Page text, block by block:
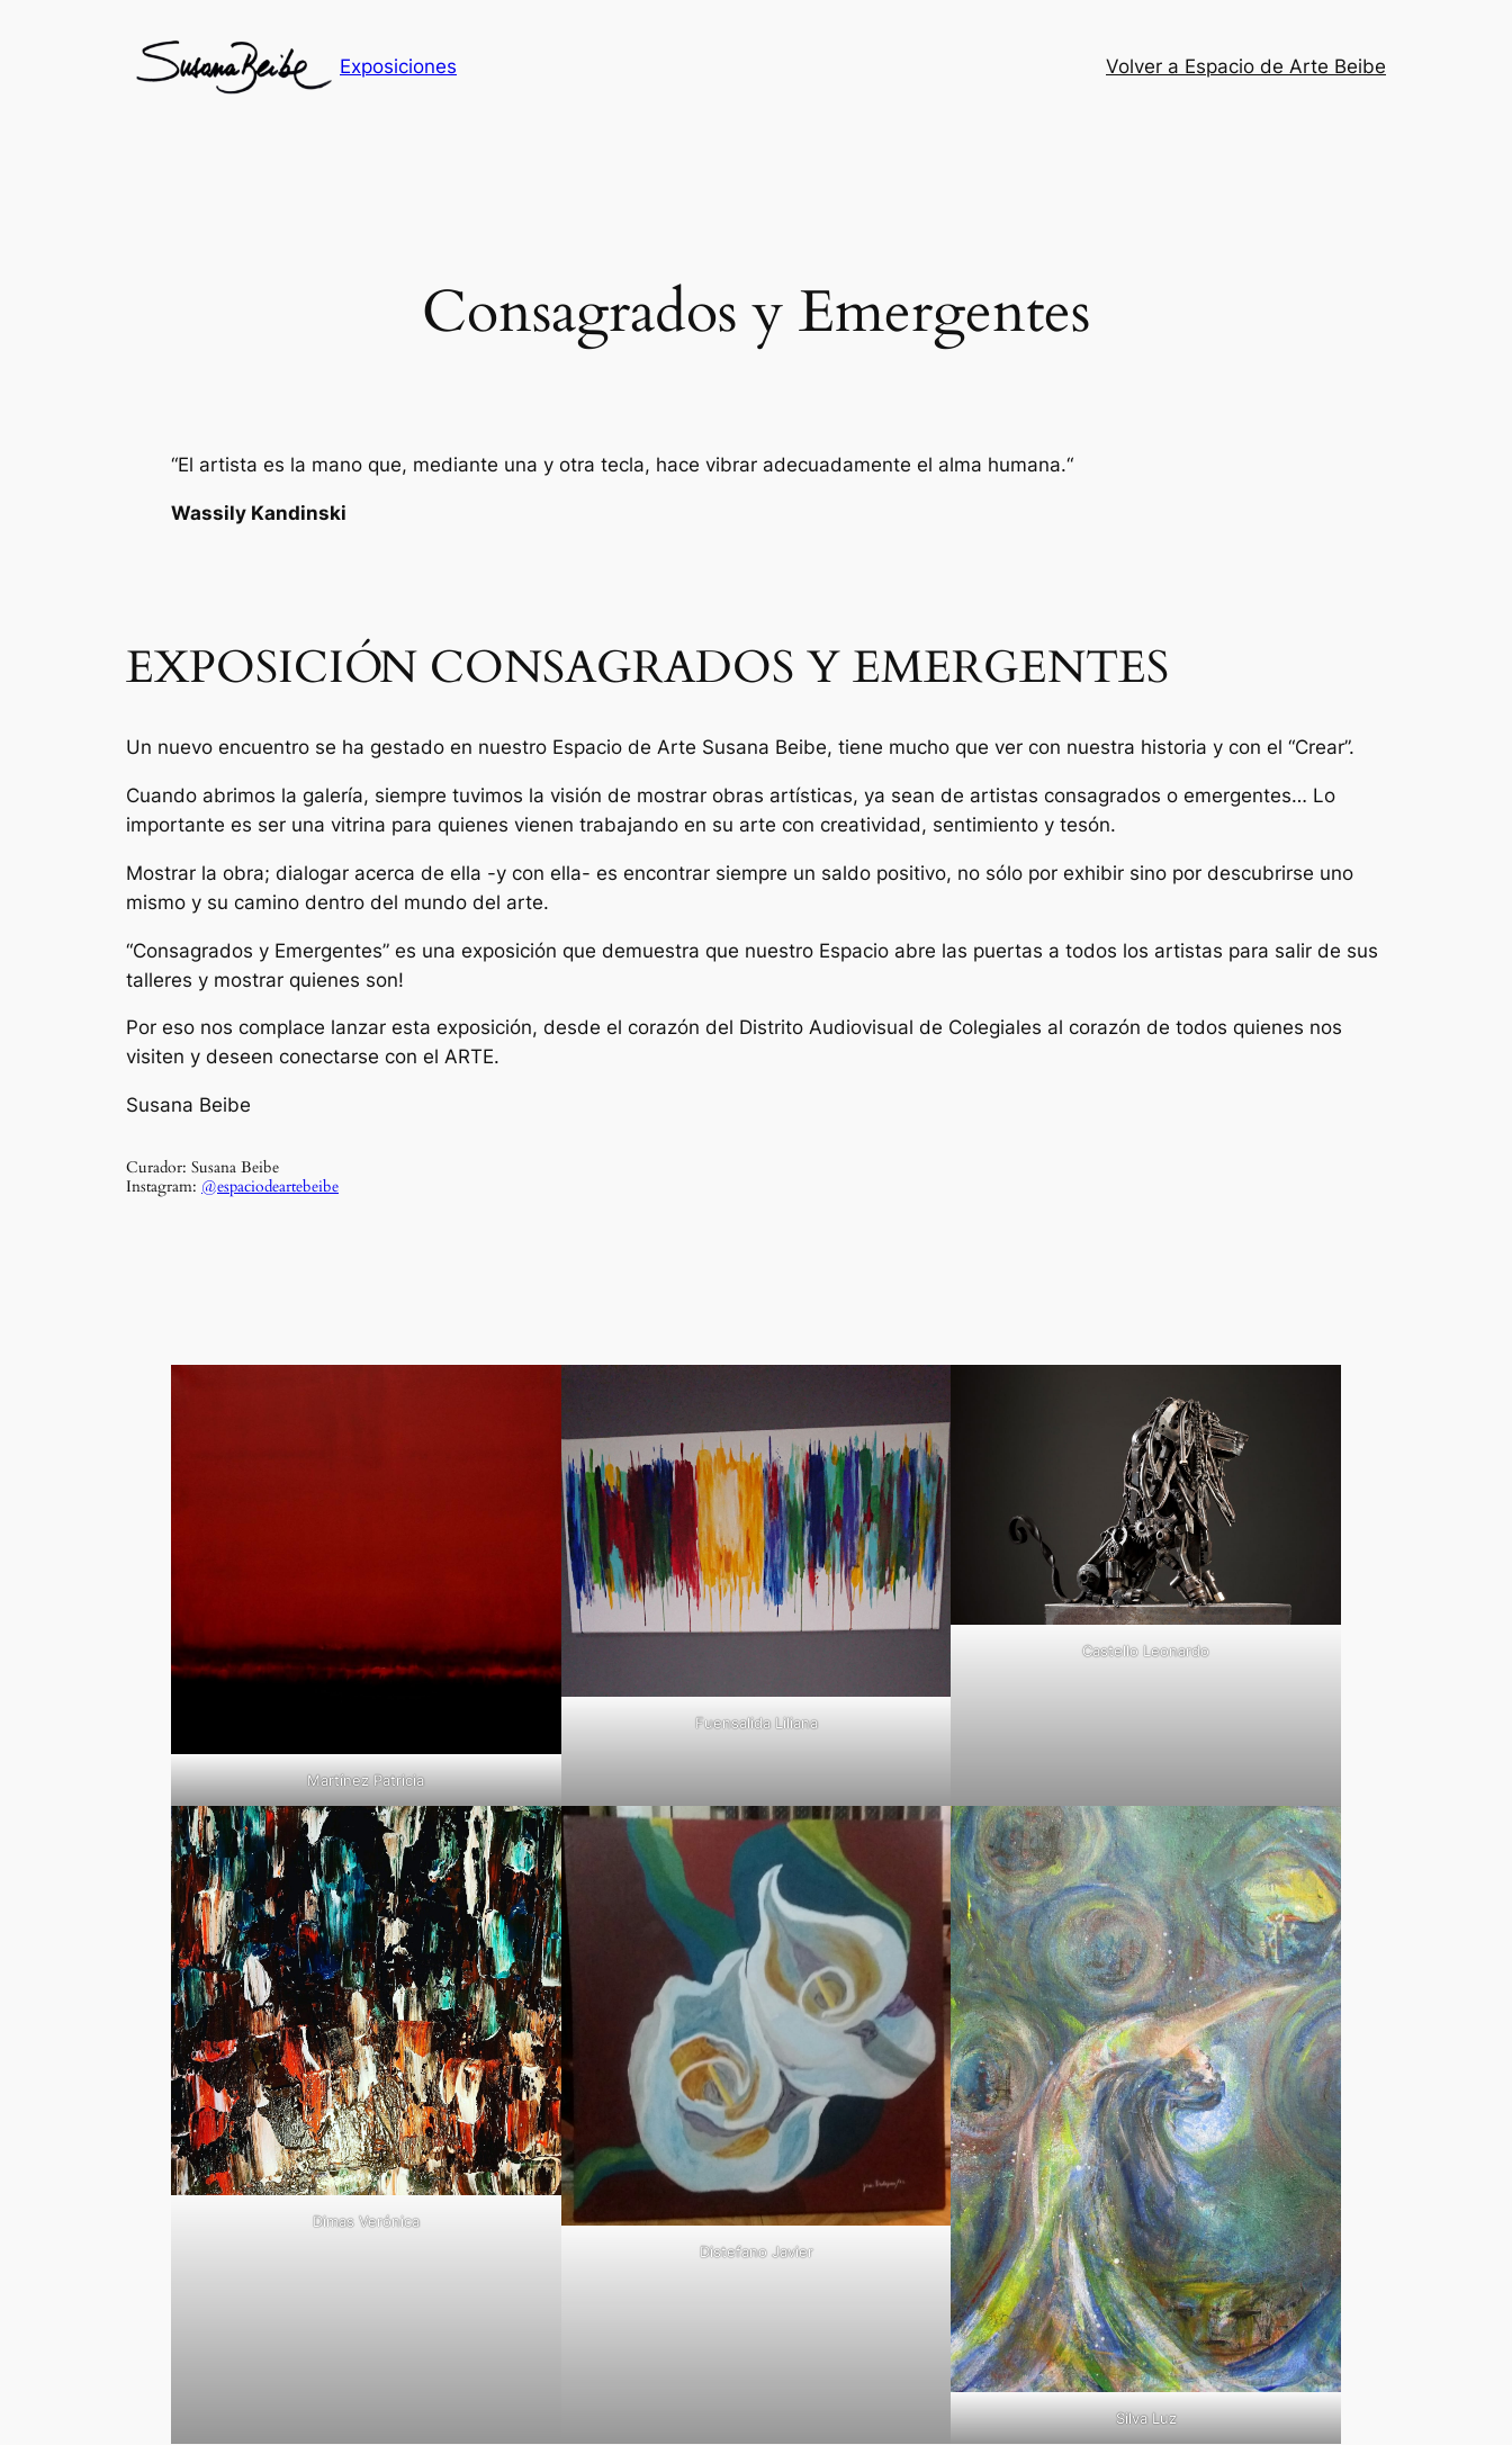
Exposiciones Volver a Espacio de Arte Beibe
Consagrados y Emergentes
“El artista es la mano que, mediante una y otra tecla, hace vibrar adecuadamente el alma humana.“
Wassily Kandinski
EXPOSICIÓN CONSAGRADOS Y EMERGENTES
Un nuevo encuentro se ha gestado en nuestro Espacio de Arte Susana Beibe, tiene mucho que ver con nuestra historia y con el “Crear”.
Cuando abrimos la galería, siempre tuvimos la visión de mostrar obras artísticas, ya sean de artistas consagrados o emergentes… Lo
importante es ser una vitrina para quienes vienen trabajando en su arte con creatividad, sentimiento y tesón.
Mostrar la obra; dialogar acerca de ella -y con ella- es encontrar siempre un saldo positivo, no sólo por exhibir sino por descubrirse uno
mismo y su camino dentro del mundo del arte.
“Consagrados y Emergentes” es una exposición que demuestra que nuestro Espacio abre las puertas a todos los artistas para salir de sus
talleres y mostrar quienes son!
Por eso nos complace lanzar esta exposición, desde el corazón del Distrito Audiovisual de Colegiales al corazón de todos quienes nos
visiten y deseen conectarse con el ARTE.
Susana Beibe
Curador: Susana Beibe
Instagram: @espaciodeartebeibe
Martínez Patricia
Fuensalida Liliana
Castello Leonardo
Dimas Verónica
Distefano Javier
Silva Luz